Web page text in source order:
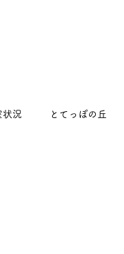
状況 とてっぽの丘